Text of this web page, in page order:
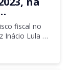
fiscal no
Lula da